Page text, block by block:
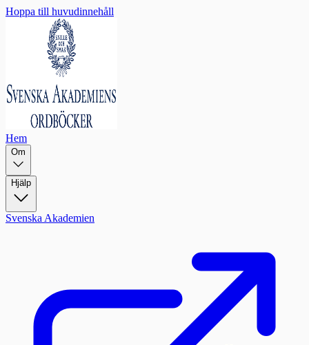
Hoppa till huvudinnehåll
Hem
Om
Hjälp
Svenska Akademien